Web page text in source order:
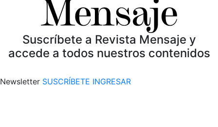
Suscríbete a Revista Mensaje y
accede a todos nuestros contenidos
Newsletter SUSCRÍBETE INGRESAR